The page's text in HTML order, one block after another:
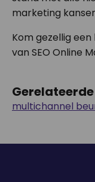
marketing
Kom gezellig
van SEO Online
multichannel